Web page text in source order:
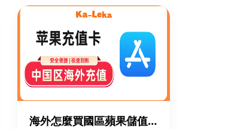
帝國時代4 立即購買
立即購買
艾爾登法環 立即購買
海外怎麼買國區蘋果儲值